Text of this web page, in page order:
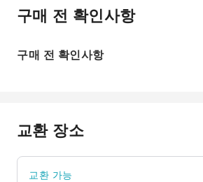
구매 전 확인사항
구매 전 확인사항
교환 장소
교환 가능